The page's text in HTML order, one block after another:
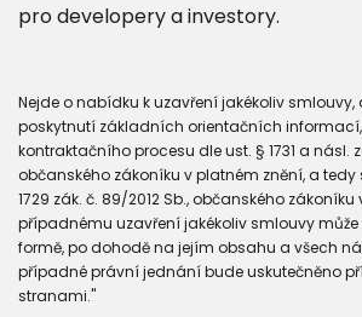
pro developery a investory.
Nejde o nabídku k uzavření jakékoliv smlouvy,
poskytnutí základních orientačních
kontraktačního procesu dle ust. § 1731 a násl.
občanského zákoníku v platném znění, a tedy
1729 zák. č. 89/2012 Sb., občanského
případnému uzavření jakékoliv smlouvy
formě, po dohodě na jejím obsahu a všech
případné právní jednání bude uskutečněno
stranami."